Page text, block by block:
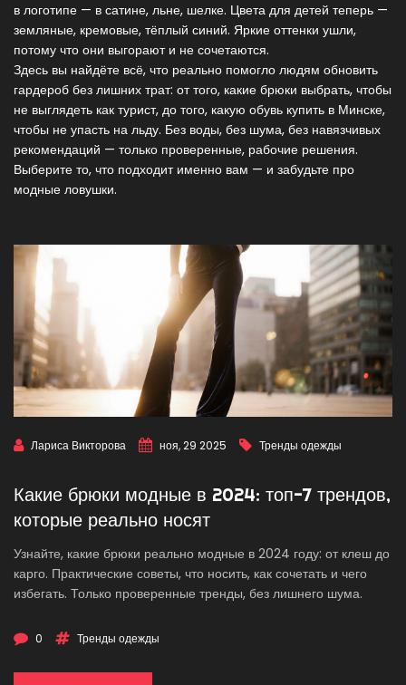
в логотипе — в сатине, льне, шелке. Цвета для детей теперь —
земляные, кремовые, тёплый синий. Яркие оттенки ушли,
потому что они выгорают и не сочетаются.
Здесь вы найдёте всё, что реально помогло людям обновить
гардероб без лишних трат: от того, какие брюки выбрать, чтобы
не выглядеть как турист, до того, какую обувь купить в Минске,
чтобы не упасть на льду. Без воды, без шума, без навязчивых
рекомендаций — только проверенные, рабочие решения.
Выберите то, что подходит именно вам — и забудьте про
модные ловушки.
Лариса Викторова ноя, 29 2025 Тренды одежды
Какие брюки модные в 2024: топ-7 трендов,
которые реально носят
Узнайте, какие брюки реально модные в 2024 году: от клеш до
карго. Практические советы, что носить, как сочетать и чего
избегать. Только проверенные тренды, без лишнего шума.
0 Тренды одежды